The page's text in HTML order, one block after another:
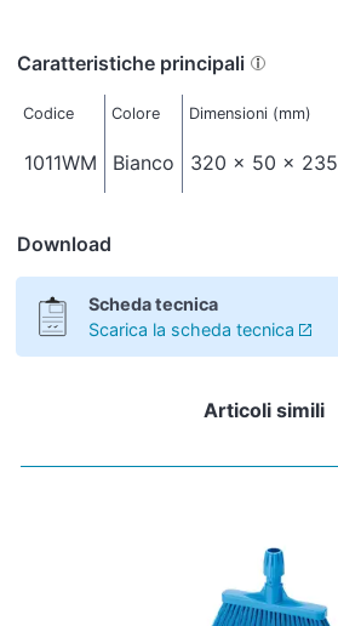
Caratteristiche principali
Codice Colore Dimensioni (mm)
1011WM Bianco 320 x 50 x 235
Download
Scheda tecnica
Scarica la scheda tecnica
Articoli simili